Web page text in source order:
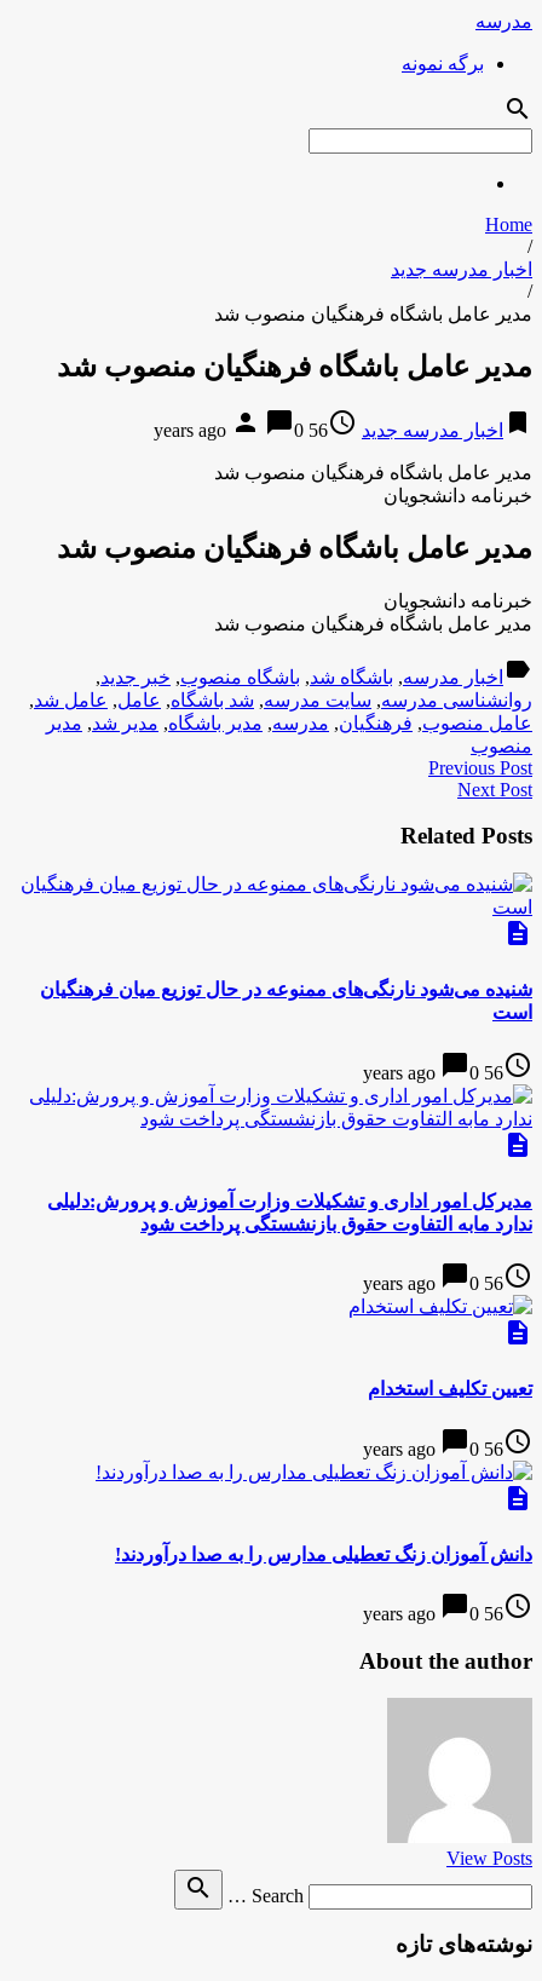
مدرسه
برگه نمونه
search
Home
/
اخبار مدرسه جدید
/
مدیر عامل باشگاه فرهنگیان منصوب شد
مدیر عامل باشگاه فرهنگیان منصوب شد
bookmark اخبار مدرسه جدید access_time
56 years ago
person chat_bubble0
مدیر عامل باشگاه فرهنگیان منصوب شد
خبرنامه دانشجویان
مدیر عامل باشگاه فرهنگیان منصوب شد
خبرنامه دانشجویان
مدیر عامل باشگاه فرهنگیان منصوب شد
label اخبار مدرسه, باشگاه شد, باشگاه منصوب, خبر جدید,
روانشناسی مدرسه, سایت مدرسه, شد باشگاه, عامل, عامل شد,
عامل منصوب, فرهنگیان, مدرسه, مدیر باشگاه, مدیر شد, مدیر
منصوب
Previous Post
Next Post
Related Posts
description
شنیده می‌شود نارنگی‌های ممنوعه در حال توزیع میان فرهنگیان
است
access_time
56 years ago
chat_bubble0
description
مدیرکل امور اداری و تشکیلات وزارت آموزش و پرورش:دلیلی
ندارد مابه التفاوت حقوق بازنشستگی پرداخت شود
access_time
56 years ago
chat_bubble0
description
تعیین تکلیف استخدام
access_time
56 years ago
chat_bubble0
description
دانش آموزان زنگ تعطیلی مدارس را به صدا درآوردند!
access_time
56 years ago
chat_bubble0
About the author
View Posts
Search …
search
نوشته‌های تازه